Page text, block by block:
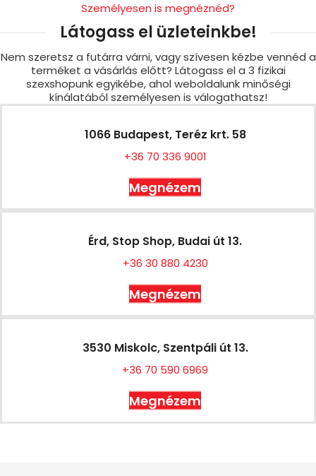
Személyesen is megnéznéd?
Látogass el üzleteinkbe!
Nem szeretsz a futárra várni, vagy szívesen kézbe vennéd a
terméket a vásárlás előtt? Látogass el a 3 fizikai
szexshopunk egyikébe, ahol weboldalunk minőségi
kínálatából személyesen is válogathatsz!
1066 Budapest, Teréz krt. 58
+36 70 336 9001
Megnézem
Érd, Stop Shop, Budai út 13.
+36 30 880 4230
Megnézem
3530 Miskolc, Szentpáli út 13.
+36 70 590 6969
Megnézem